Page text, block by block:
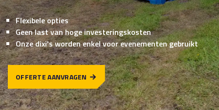
Flexibele opties
Geen last van hoge investeringskosten
Onze dixi's worden enkel voor evenementen gebruikt
OFFERTE AANVRAGEN